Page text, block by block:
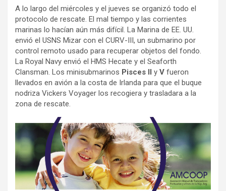
A lo largo del miércoles y el jueves se organizó todo el
protocolo de rescate. El mal tiempo y las corrientes
marinas lo hacían aún más difícil. La Marina de EE. UU.
envió el USNS Mizar con el CURV-III, un submarino por
control remoto usado para recuperar objetos del fondo.
La Royal Navy envió el HMS Hecate y el Seaforth
Clansman. Los minisubmarinos Pisces II y V fueron
llevados en avión a la costa de Irlanda para que el buque
nodriza Vickers Voyager los recogiera y trasladara a la
zona de rescate.